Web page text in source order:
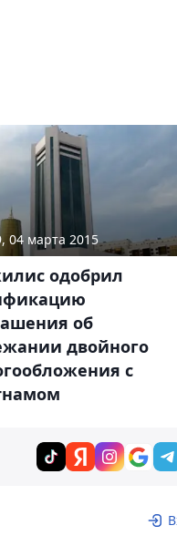
04 марта 2015
одобрил
об
двойного
с